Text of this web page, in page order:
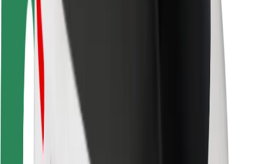
Cidades
Localizações
Soluções para as cidades
Aeroportos
Estações de carregamento da Bolt
Ajuda
Para passageiros